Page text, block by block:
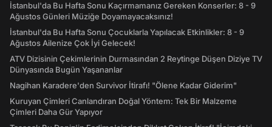
İstanbul'da Bu Hafta Sonu Kaçırmamanız Gereken Konserler: 8 - 9
Ağustos Günleri Müziğe Doyamayacaksınız!
İstanbul'da Bu Hafta Sonu Çocuklarla Yapılacak Etkinlikler: 8 - 9
Ağustos Ailenize Çok İyi Gelecek!
ATV Dizisinin Çekimlerinin Durmasından 2 Reytinge Düşen Diziye TV
Dünyasında Bugün Yaşananlar
Nagihan Karadere'den Survivor İtirafı! "Ölene Kadar Giderim"
Kuruyan Çimleri Canlandıran Doğal Yöntem: Tek Bir Malzeme
Çimleri Daha Gür Yapıyor